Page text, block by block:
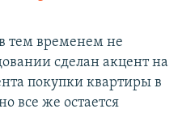
тем временем не
сделан акцент на
покупки квартиры в
все же остается